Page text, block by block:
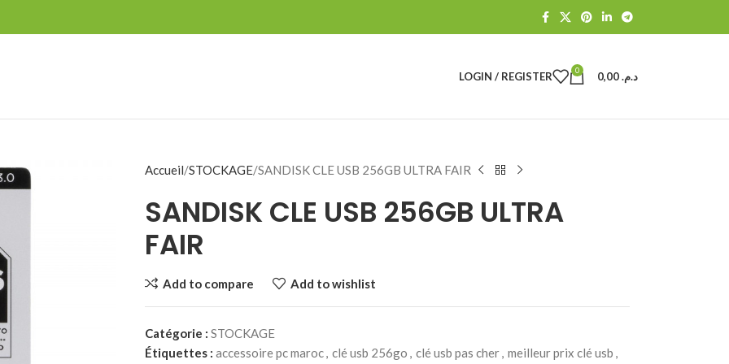
LOGIN / REGISTER 0 د.م.
Accueil STOCKAGE SANDISK CLE USB 256GB ULTRA FAIR
SANDISK CLE USB 256GB ULTRA
FAIR
Add to compare Add to wishlist
Catégorie : STOCKAGE
Étiquettes : accessoire pc maroc, clé usb 256go , clé usb pas cher, meilleur prix clé usb ,